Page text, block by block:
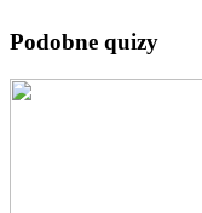
Podobne quizy